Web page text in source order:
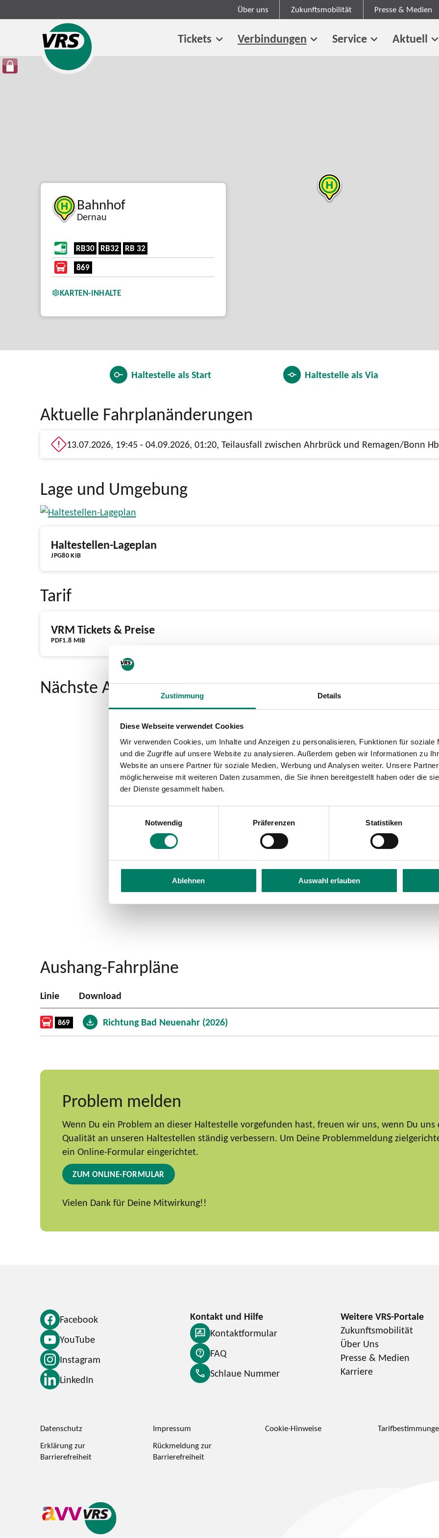
Zustimmung Details
Diese Webseite verwendet Cookies
Wir verwenden Cookies, um Inhalte und Anzeigen zu personalisieren, Funktionen für soziale
und die Zugriffe auf unsere Website zu analysieren. Außerdem geben wir Informationen zu
Website an unsere Partner für soziale Medien, Werbung und Analysen weiter. Unsere
möglicherweise mit weiteren Daten zusammen, die Sie ihnen bereitgestellt haben oder die
der Dienste gesammelt haben.
Notwendig
Präferenzen Statistiken
Ablehnen Auswahl erlauben
Über uns Zukunftsmobilität Presse & Medien
Tickets Verbindungen Service Aktuell
Bahnhof
Dernau
RB30 RB32
RB 32
869
KARTEN-INHALTE
Haltestelle alsStart Haltestelle alsVia
Aktuelle Fahrplanänderungen
13.07.2026, 19:45 - 04.09.2026, 01:20, Teilausfall zwischen Ahrbrück und Remagen/Bonn
Lage und Umgebung
JPG80 KIB
Haltestellen-Lageplan
Tarif
PDF1.8 MIB
VRM Tickets & Preise
Nächste Abfahrten ab Bahnhof
Aushang-Fahrpläne
Linie Download
869 Richtung Bad Neuenahr (2026)
Problem melden
Wenn Du ein Problem an dieser Haltestelle vorgefunden hast, freuen wir uns, wenn Du
Qualität an unseren Haltestellen ständig verbessern. Um Deine Problemmeldung
ein Online-Formular eingerichtet.
ZUM ONLINE-FORMULAR
Vielen Dank für Deine Mitwirkung!!
Facebook
YouTube
Instagram
LinkedIn
Kontaktformular
FAQ
Schlaue Nummer
Zukunftsmobilität
Über Uns
Presse & Medien
Karriere
Datenschutz Impressum Cookie-Hinweise
Erklärung zur
Barrierefreiheit
Rückmeldung zur
Barrierefreiheit